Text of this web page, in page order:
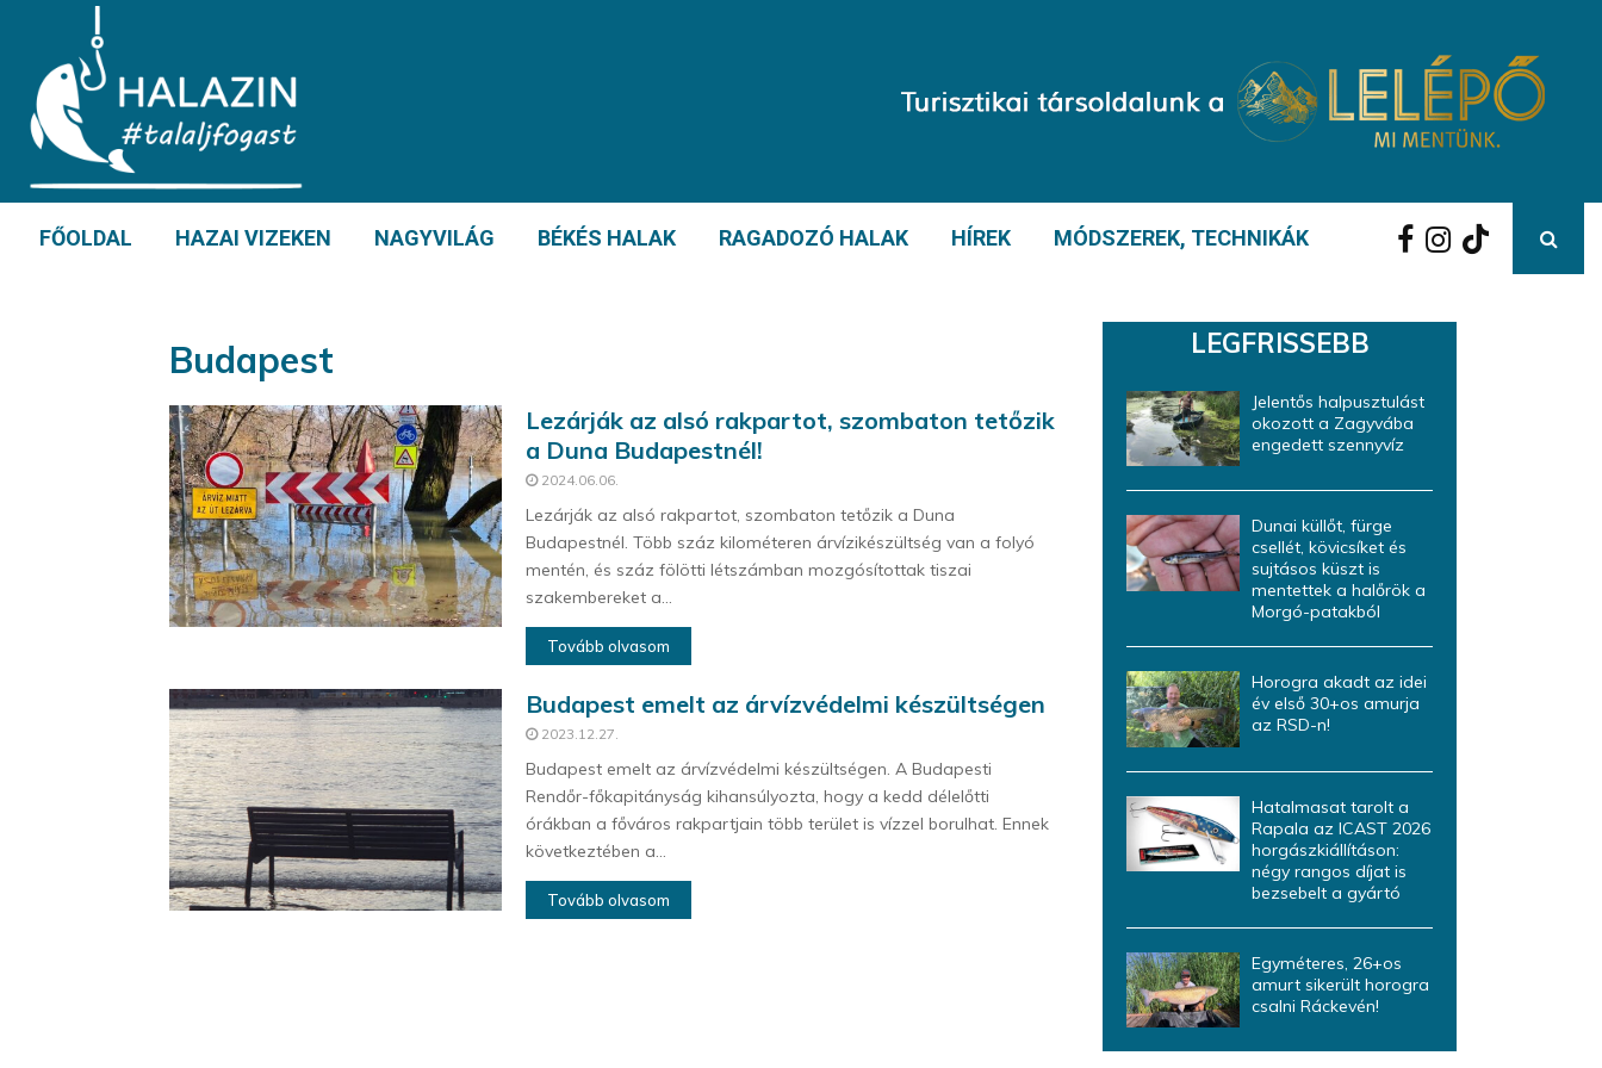
FŐOLDAL HAZAI VIZEKEN NAGYVILÁG BÉKÉS HALAK RAGADOZÓ HALAK HÍREK MÓDSZEREK, TECHNIKÁK
Budapest
Lezárják az alsó rakpartot, szombaton tetőzik
a Duna Budapestnél!
2024.06.06.
Lezárják az alsó rakpartot, szombaton tetőzik a Duna
Budapestnél. Több száz kilométeren árvízikészültség van a folyó
mentén, és száz fölötti létszámban mozgósítottak tiszai
szakembereket a...
Tovább olvasom
Budapest emelt az árvízvédelmi készültségen
2023.12.27.
Budapest emelt az árvízvédelmi készültségen. A Budapesti
Rendőr-főkapitányság kihansúlyozta, hogy a kedd délelőtti
órákban a főváros rakpartjain több terület is vízzel borulhat. Ennek
következtében a...
Tovább olvasom
LEGFRISSEBB
Jelentős halpusztulást
okozott a Zagyvába
engedett szennyvíz
Dunai küllőt, fürge
csellét, kövicsíket és
sujtásos küszt is
mentettek a halőrök a
Morgó-patakból
Horogra akadt az idei
év első 30+os amurja
az RSD-n!
Hatalmasat tarolt a
Rapala az ICAST 2026
horgászkiállításon:
négy rangos díjat is
bezsebelt a gyártó
Egyméteres, 26+os
amurt sikerült horogra
csalni Ráckevén!